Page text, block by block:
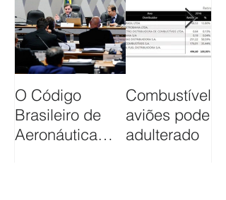
O Código
Brasileiro de
Aeronáutica
Combustível
aviões pode
adulterado